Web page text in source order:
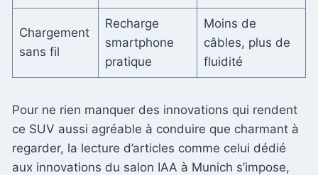
Chargement
sans fil
Recharge
smartphone
pratique
Moins de
câbles, plus de
fluidité
Pour ne rien manquer des innovations qui rendent
ce SUV aussi agréable à conduire que charmant à
regarder, la lecture d’articles comme celui dédié
aux innovations du salon IAA à Munich s’impose,